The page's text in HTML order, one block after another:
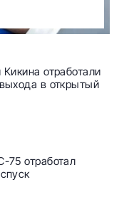
отработали
в открытый
отработал